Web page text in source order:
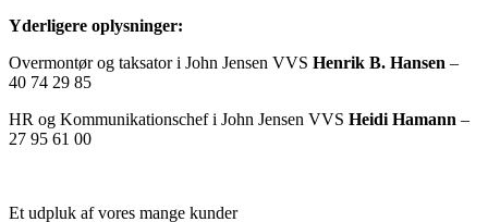
Yderligere oplysninger:
Overmontør og taksator i John Jensen VVS Henrik B. Hansen –
40 74 29 85
HR og Kommunikationschef i John Jensen VVS Heidi Hamann –
27 95 61 00
Et udpluk af vores mange kunder